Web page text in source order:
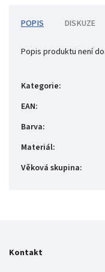
POPIS DISKUZE
Popis produktu není
Kategorie:
EAN:
Barva:
Materiál:
Věková skupina:
Kontakt